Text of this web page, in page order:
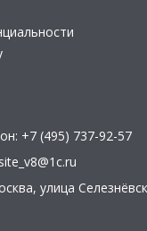
+7 (495) 737-92-57
site_v8@1c.ru
, улица